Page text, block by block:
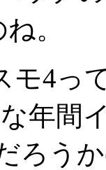
。
モ4っ
年間
ろう